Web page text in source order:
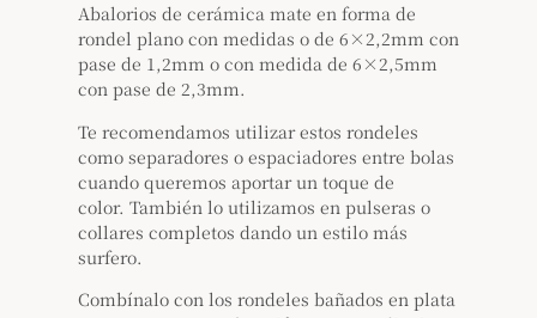
Abalorios de cerámica mate en forma de
rondel plano con medidas o de 6×2,2mm con
pase de 1,2mm o con medida de 6×2,5mm
con pase de 2,3mm.
Te recomendamos utilizar estos rondeles
como separadores o espaciadores entre bolas
cuando queremos aportar un toque de
color. También lo utilizamos en pulseras o
collares completos dando un estilo más
surfero.
Combínalo con los rondeles bañados en plata